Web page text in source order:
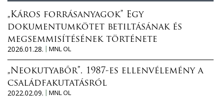
„Káros forrásanyagok” Egy
dokumentumkötet betiltásának és
megsemmisítésének története
2026.01.28.
MNL OL
„Neokutyabőr”. 1987-es ellenvélemény a
családfakutatásról
2022.02.09.
MNL OL